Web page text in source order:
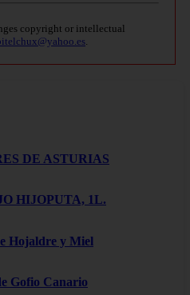
copyright or intellectual
DE ASTURIAS
HIJOPUTA, 1L.
Hojaldre y Miel
Gofio Canario